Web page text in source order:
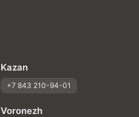
Kazan
+7 843 210-94-01
Voronezh